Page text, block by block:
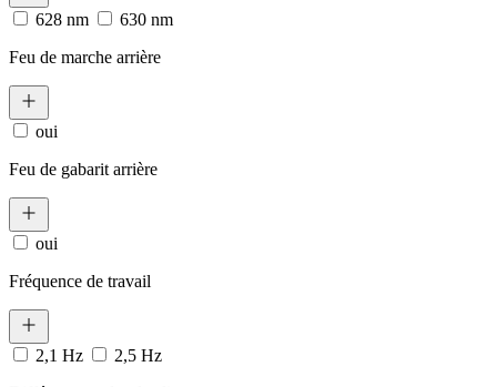
628 nm
630 nm
Feu de marche arrière
oui
Feu de gabarit arrière
oui
Fréquence de travail
2,1 Hz
2,5 Hz